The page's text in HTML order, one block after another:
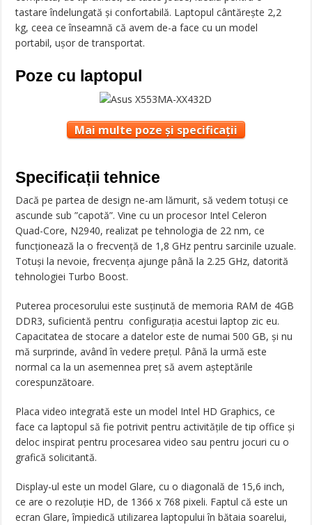
tastare îndelungată și confortabilă. Laptopul cântărește 2,2
kg, ceea ce înseamnă că avem de-a face cu un model
portabil, ușor de transportat.
Poze cu laptopul
Mai multe poze și specificații
Specificații tehnice
Dacă pe partea de design ne-am lămurit, să vedem totuși ce
ascunde sub ”capotă”. Vine cu un procesor Intel Celeron
Quad-Core, N2940, realizat pe tehnologia de 22 nm, ce
funcționează la o frecvență de 1,8 GHz pentru sarcinile uzuale.
Totuși la nevoie, frecvența ajunge până la 2.25 GHz, datorită
tehnologiei Turbo Boost.
Puterea procesorului este susținută de memoria RAM de 4GB
DDR3, suficientă pentru configurația acestui laptop zic eu.
Capacitatea de stocare a datelor este de numai 500 GB, și nu
mă surprinde, având în vedere prețul. Până la urmă este
normal ca la un asemennea preț să avem așteptările
corespunzătoare.
Placa video integrată este un model Intel HD Graphics, ce
face ca laptopul să fie potrivit pentru activitățile de tip office și
deloc inspirat pentru procesarea video sau pentru jocuri cu o
grafică solicitantă.
Display-ul este un model Glare, cu o diagonală de 15,6 inch,
ce are o rezoluție HD, de 1366 x 768 pixeli. Faptul că este un
ecran Glare, împiedică utilizarea laptopului în bătaia soarelui,